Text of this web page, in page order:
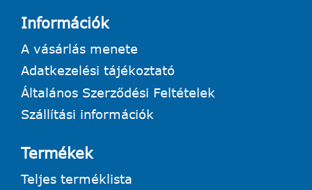
Információk
A vásárlás menete
Adatkezelési tájékoztató
Általános Szerződési Feltételek
Szállítási információk
Termékek
Teljes terméklista